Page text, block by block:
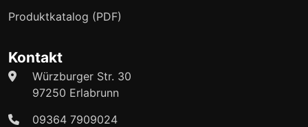
Produktkatalog (PDF)
Kontakt
Würzburger Str. 30
97250 Erlabrunn
09364 7909024